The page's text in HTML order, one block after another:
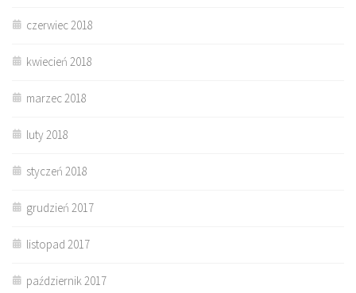
czerwiec 2018
kwiecień 2018
marzec 2018
luty 2018
styczeń 2018
grudzień 2017
listopad 2017
październik 2017